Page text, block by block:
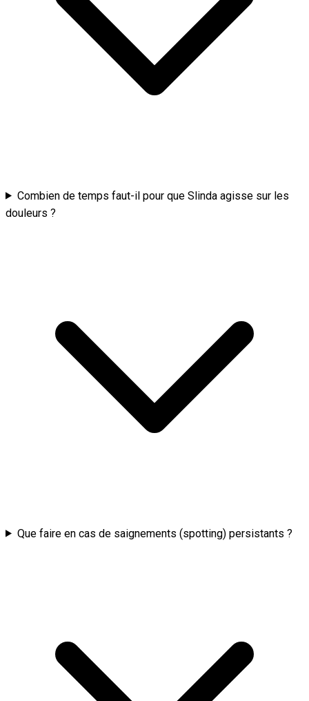
Combien de temps faut-il pour que Slinda agisse sur les
douleurs ?
Que faire en cas de saignements (spotting) persistants ?